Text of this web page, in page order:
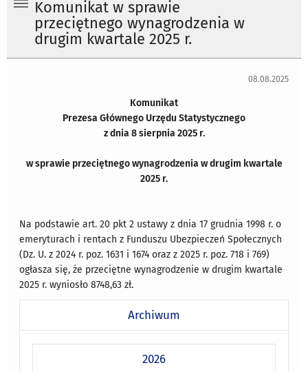
Komunikat w sprawie
przeciętnego wynagrodzenia w
drugim kwartale 2025 r.
08.08.2025
Komunikat
Prezesa Głównego Urzędu Statystycznego
z dnia 8 sierpnia 2025 r.
w sprawie przeciętnego wynagrodzenia w drugim kwartale
2025 r.
Na podstawie art. 20 pkt 2 ustawy z dnia 17 grudnia 1998 r. o
emeryturach i rentach z Funduszu Ubezpieczeń Społecznych
(Dz. U. z 2024 r. poz. 1631 i 1674 oraz z 2025 r. poz. 718 i 769)
ogłasza się, że przeciętne wynagrodzenie w drugim kwartale
2025 r. wyniosło 8748,63 zł.
Archiwum
2026